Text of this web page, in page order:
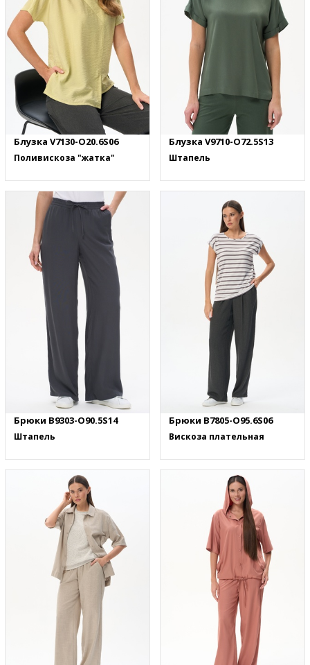
Блузка V7130-O20.6S06
Поливискоза "жатка"
Блузка V9710-O72.5S13
Штапель
Брюки B9303-O90.5S14
Штапель
Брюки B7805-O95.6S06
Вискоза плательная